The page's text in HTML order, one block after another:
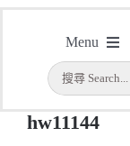
Menu
首頁
搜
索
結
主頁 型號
hw11144